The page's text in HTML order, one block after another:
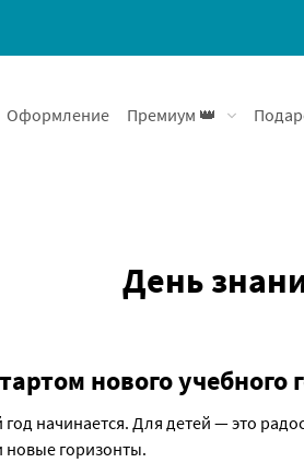
Оформление Премиум 👑
День
нового учебного
начинается. Для детей — это
горизонты.